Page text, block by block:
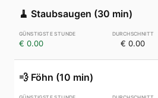
🧹 Staubsaugen (30 min)
€ 0.00 € 0.00
💨 Föhn (10 min)